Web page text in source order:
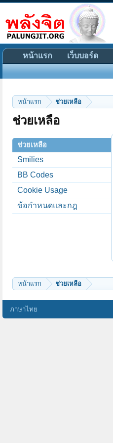
หน้าแรก ช่วยเหลือ
ช่วยเหลือ
ช่วยเหลือ
Smilies
BB Codes
Cookie Usage
ข้อกำหนดและกฎ
หน้าแรก ช่วยเหลือ
หน้าแรก เว็บบอร์ด
ภาษาไทย